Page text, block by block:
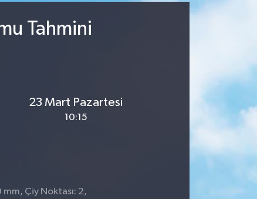
Tahmini
23 Mart Pazartesi
10:15
mm, Çiy Noktası: 2,